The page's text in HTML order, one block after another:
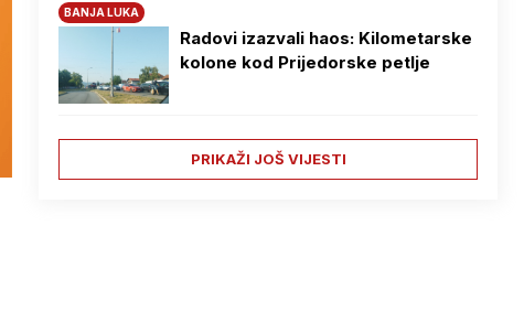
BANJA LUKA
Radovi izazvali haos: Kilometarske
kolone kod Prijedorske petlje
PRIKAŽI JOŠ VIJESTI